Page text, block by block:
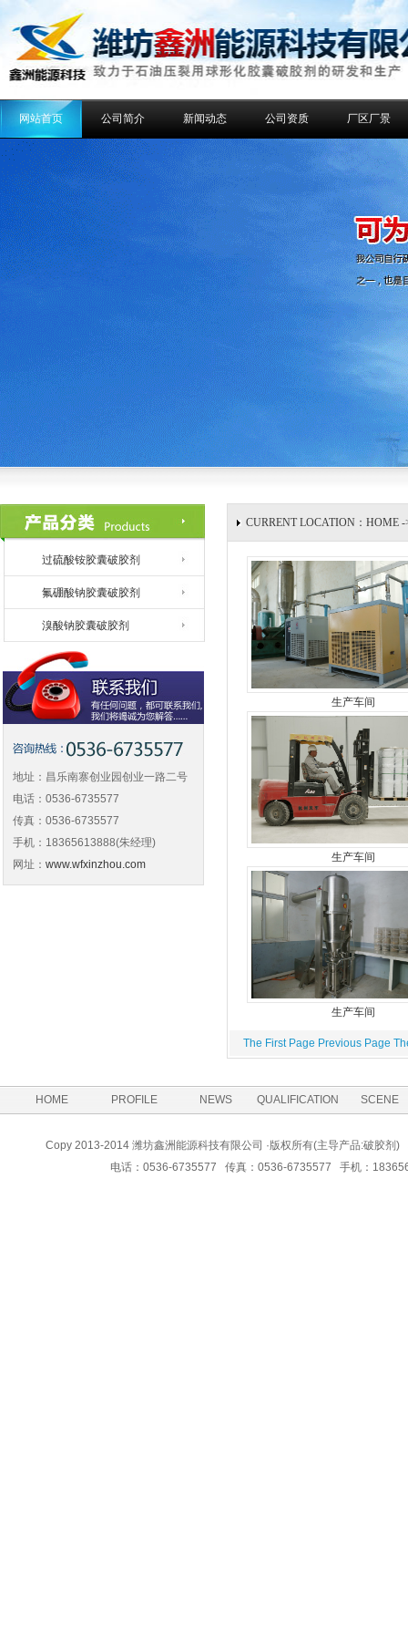
网站首页 公司简介 新闻动态 公司资质 厂区厂景
过硫酸铵胶囊破胶剂
氟硼酸钠胶囊破胶剂
溴酸钠胶囊破胶剂
地址：昌乐南寨创业园创业一路二号
电话：0536-6735577
传真：0536-6735577
手机：18365613888(朱经理)
网址： www.wfxinzhou.com
CURRENT LOCATION：HOME
生产车间
生产车间
生产车间
The First Page Previous Page
HOME PROFILE NEWS QUALIFICATION SCENE
Copy 2013-2014 潍坊鑫洲能源科技有限公司 ·版权所有(主导产品:破胶
电话：0536-6735577 传真：0536-6735577 手机：